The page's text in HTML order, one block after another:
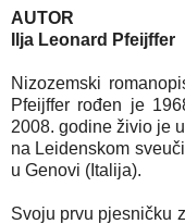
AUTOR
Ilja Leonard Pfeijffer
Nizozemski
Pfeijffer rođen je
2008. godine živio je
na Leidenskom
u Genovi (Italija).
Svoju prvu pjesničku